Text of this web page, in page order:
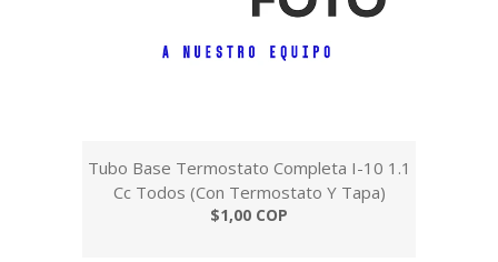
Tubo Base Termostato Completa I-10 1.1
Cc Todos (Con Termostato Y Tapa)
$1,00 COP